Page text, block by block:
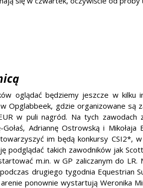
oglądać będziemy jeszcze w kilku
Opglabbeek, gdzie organizowane są
w puli nagród. Na tych zawodach
Gołaś, Adriannę Ostrowską i
im będą konkursy CSI2*,
podglądać takich zawodników jak
m.in. w GP zaliczanym do
drugiego tygodnia Equestrian
ponownie wystartują Weronika